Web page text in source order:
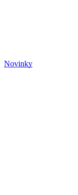
Novinky